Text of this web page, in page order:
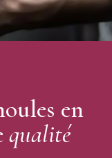
en
qualité